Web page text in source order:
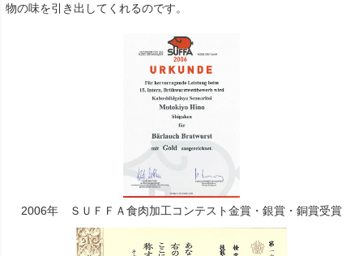
物の味を引き出してくれるのです。
2006年 ＳＵＦＦＡ食肉加工コンテスト金賞・銀賞・銅賞受賞